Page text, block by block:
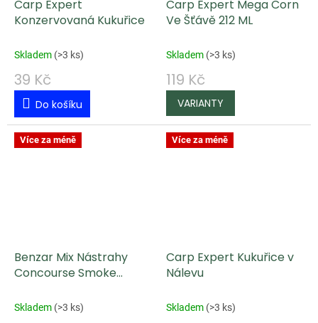
Carp Expert
Konzervovaná Kukuřice
Skladem (>3 ks)
39 Kč
Do košíku
Carp Expert Mega Corn
Ve Šťávě 212 ML
Skladem (>3 ks)
119 Kč
Více za méně
Benzar Mix Nástrahy
Concourse Smoke
Skladem (>3 ks)
Více za méně
Carp Expert Kukuřice v
Nálevu
Skladem (>3 ks)